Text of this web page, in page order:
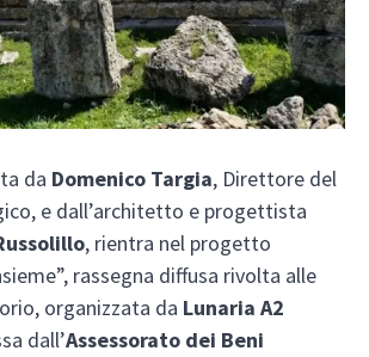
da Domenico Targia, Direttore del
e dall’architetto e progettista
, rientra nel progetto
rassegna diffusa rivolta alle
organizzata da Lunaria A2
dall’Assessorato dei Beni